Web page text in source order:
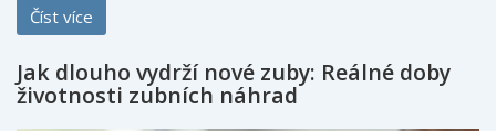
Číst více
Jak dlouho vydrží nové zuby: Reálné doby
životnosti zubních náhrad